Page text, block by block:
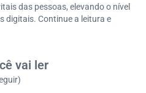
das pessoas, elevando o nível
digitais.​ Continue a leitura e
vai ler